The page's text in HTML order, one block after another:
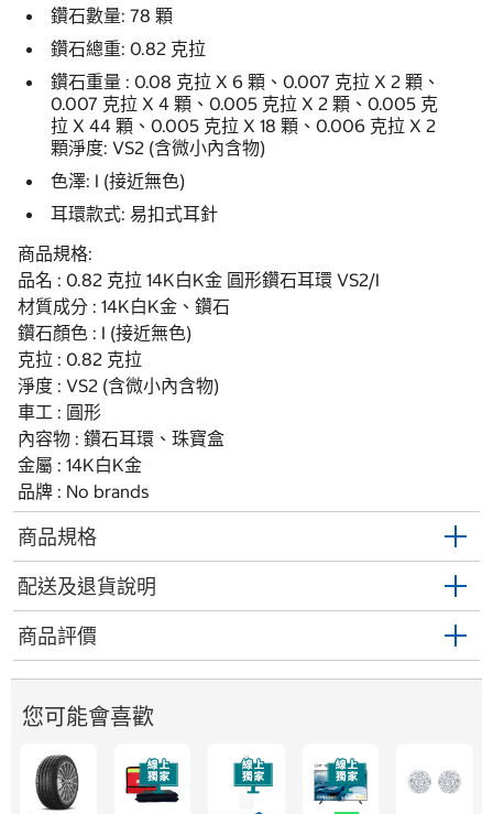
鑽石數量: 78 顆
鑽石總重: 0.82 克拉
鑽石重量 : 0.08 克拉 X 6 顆、0.007 克拉 X 2 顆、
0.007 克拉 X 4 顆、0.005 克拉 X 2 顆、0.005 克
拉 X 44 顆、0.005 克拉 X 18 顆、0.006 克拉 X 2
顆淨度: VS2 (含微小內含物)
色澤: I (接近無色)
耳環款式: 易扣式耳針
商品規格:
品名 : 0.82 克拉 14K白K金 圓形鑽石耳環 VS2/I
材質成分 : 14K白K金、鑽石
鑽石顏色 : I (接近無色)
克拉 : 0.82 克拉
淨度 : VS2 (含微小內含物)
車工 : 圓形
內容物 : 鑽石耳環、珠寶盒
金屬 : 14K白K金
品牌 : No brands
商品規格
配送及退貨說明
商品評價
您可能會喜歡